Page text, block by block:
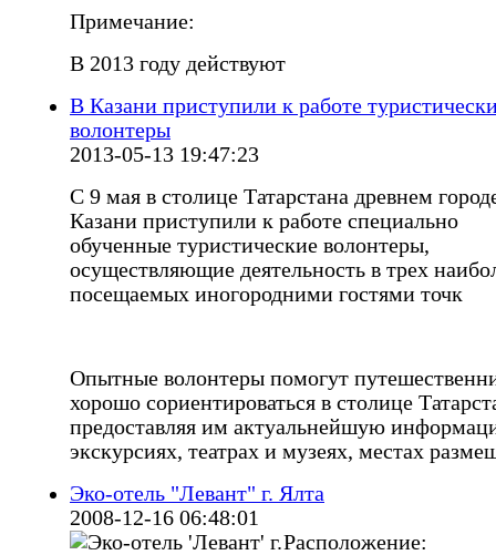
Примечание:
В 2013 году действуют
В Казани приступили к работе
волонтеры
2013-05-13 19:47:23
С 9 мая в столице Татарстана древнем
Казани приступили к работе специально
обученные туристические волонтеры,
осуществляющие деятельность в трех
посещаемых иногородними гостями точк
Опытные волонтеры помогут
хорошо сориентироваться в столице
предоставляя им актуальнейшую
экскурсиях, театрах и музеях, местах
Эко-отель "Левант" г. Ялта
2008-12-16 06:48:01
Расположение: